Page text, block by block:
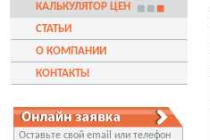
КАЛЬКУЛЯТОР ЦЕН
СТАТЬИ
О КОМПАНИИ
КОНТАКТЫ
Оставьте свой email или телефон